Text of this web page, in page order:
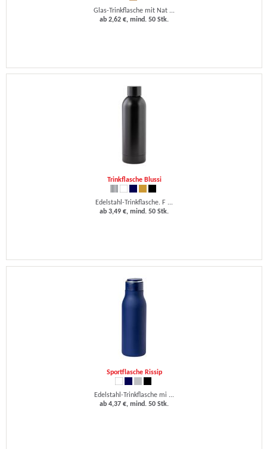
Glas-Trinkflasche mit Nat ...
ab 2,62 €, mind. 50 Stk.
Trinkflasche Blussi
Edelstahl-Trinkflasche. F ...
ab 3,49 €, mind. 50 Stk.
Sportflasche Rissip
Edelstahl-Trinkflasche mi ...
ab 4,37 €, mind. 50 Stk.